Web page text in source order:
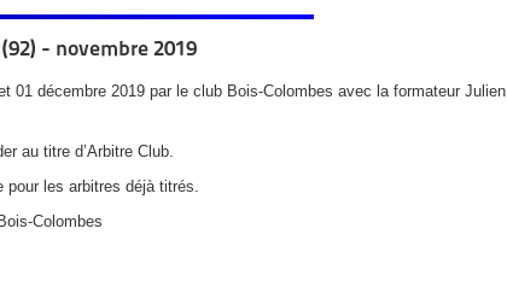
- novembre 2019
01 décembre 2019 par le club Bois-Colombes avec la formateur Julien
au titre d’Arbitre Club.
pour les arbitres déjà titrés.
Colombes